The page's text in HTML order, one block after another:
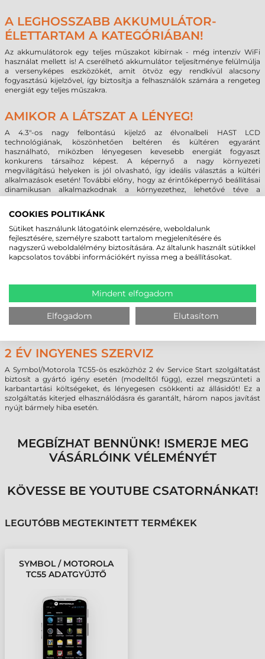
A LEGHOSSZABB AKKUMULÁTOR-
ÉLETTARTAM A KATEGÓRIÁBAN!
Az akkumulátorok egy teljes műszakot kibírnak - még intenzív WiFi
használat mellett is! A cserélhető akkumulátor teljesítménye felülmúlja
a versenyképes eszközökét, amit ötvöz egy rendkívül alacsony
fogyasztású kijelzővel, így biztosítja a felhasználók számára a rengeteg
energiát egy teljes műszakra.
AMIKOR A LÁTSZAT A LÉNYEG!
A 4.3"-os nagy felbontású kijelző az élvonalbeli HAST LCD
technológiának, köszönhetően beltéren és kültéren egyaránt
használható, miközben lényegesen kevesebb energiát fogyaszt
konkurens társaihoz képest. A képernyő a nagy környezeti
megvilágítású helyeken is jól olvasható, így ideális választás a kültéri
alkalmazások esetén! További előny, hogy az érintőképernyő beállításai
dinamikusan alkalmazkodnak a környezethez, lehetővé téve a
felhasználónak, hogy a képernyőt függetlenül attól, hogy az nedves
vagy száraz, kesztyűben, tollal vagy ujjal használhassa.
A LEGGYORSABB VEZETÉK NÉLKÜLI
KAPCSOLATOK ÉS LEGJOBB AUDIO
TÁMOGATÁS
felhasználónak, mindig számíthat a lehető leggyorsabb technológiára:
4G LTE, Wifi 802.11 a/b/g/n, Bluetooth Class 4.0
Kettő előre néző hangszórója négyszeres hangerőt biztosít a eszköznek,
míg a két mikrofon és a zajcsökkentő technológia biztosítja a
kristálytiszta hangot a hívás mindkét végén.
2 ÉV INGYENES SZERVIZ
A Symbol/Motorola TC55-ös eszközhöz 2 év Service Start szolgáltatást
biztosít a gyártó igény esetén (modelltől függ), ezzel megszünteti a
karbantartási költségeket, és lényegesen csökkenti az állásidőt! Ez a
szolgáltatás kiterjed elhasználódásra és garantált, három napos javítást
nyújt bármely hiba esetén.
MEGBÍZHAT BENNÜNK! ISMERJE MEG
VÁSÁRLÓINK VÉLEMÉNYÉT
KÖVESSE BE YOUTUBE CSATORNÁNKAT!
LEGUTÓBB MEGTEKINTETT TERMÉKEK
SYMBOL / MOTOROLA
TC55 ADATGYŰJTŐ
COOKIES POLITIKÁNK
Sütiket használunk látogatóink elemzésére, weboldalunk
fejlesztésére, személyre szabott tartalom megjelenítésére és
nagyszerű weboldalélmény biztosítására. Az általunk használt sütikkel
kapcsolatos további információkért nyissa meg a beállításokat.
Mindent elfogadom
Elfogadom Elutasítom